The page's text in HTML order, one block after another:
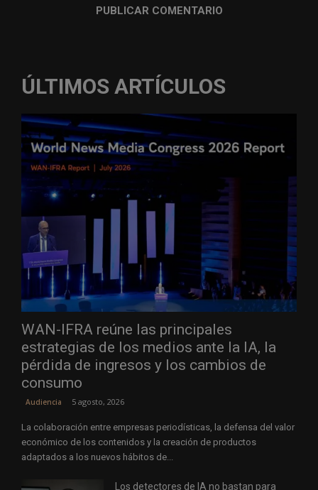
ÚLTIMOS ARTÍCULOS
WAN-IFRA reúne las principales
estrategias de los medios ante la IA, la
pérdida de ingresos y los cambios de
consumo
Audiencia 5 agosto, 2026
La colaboración entre empresas periodísticas, la defensa del valor
económico de los contenidos y la creación de productos
adaptados a los nuevos hábitos de...
Los detectores de IA no bastan para